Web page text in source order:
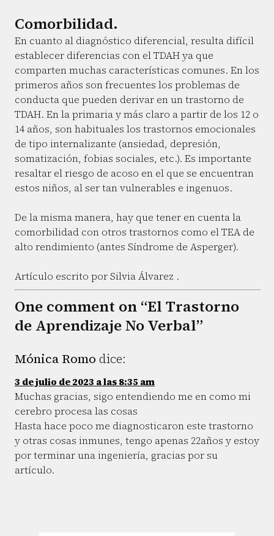
Comorbilidad.
En cuanto al diagnóstico diferencial, resulta difícil
establecer diferencias con el TDAH ya que
comparten muchas características comunes. En los
primeros años son frecuentes los problemas de
conducta que pueden derivar en un trastorno de
TDAH. En la primaria y más claro a partir de los 12 o
14 años, son habituales los trastornos emocionales
de tipo internalizante (ansiedad, depresión,
somatización, fobias sociales, etc.). Es importante
resaltar el riesgo de acoso en el que se encuentran
estos niños, al ser tan vulnerables e ingenuos.
De la misma manera, hay que tener en cuenta la
comorbilidad con otros trastornos como el TEA de
alto rendimiento (antes Síndrome de Asperger).
Artículo escrito por Silvia Álvarez .
One comment on “El Trastorno
de Aprendizaje No Verbal”
Mónica Romo dice:
3 de julio de 2023 a las 8:35 am
Muchas gracias, sigo entendiendo me en como mi
cerebro procesa las cosas
Hasta hace poco me diagnosticaron este trastorno
y otras cosas inmunes, tengo apenas 22años y estoy
por terminar una ingeniería, gracias por su
artículo.